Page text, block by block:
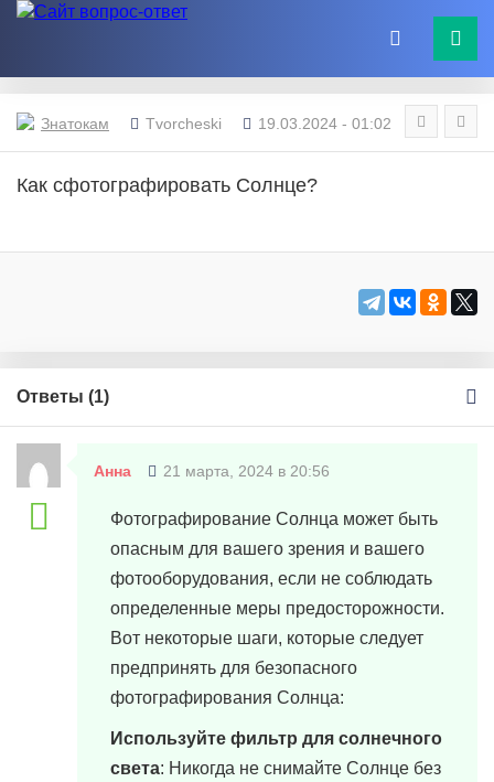
Знатокам Tvorcheski 19.03.2024 - 01:02
Как сфотографировать Солнце?
Ответы (1)
Анна 21 марта, 2024 в 20:56
Фотографирование Солнца может быть
опасным для вашего зрения и вашего
фотооборудования, если не соблюдать
определенные меры предосторожности.
Вот некоторые шаги, которые следует
предпринять для безопасного
фотографирования Солнца:
Используйте фильтр для солнечного
света: Никогда не снимайте Солнце без